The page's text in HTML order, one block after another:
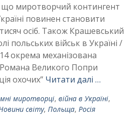
що миротворчий контингент
повинен становити
осіб. Також Крашевський
польських військ в Україні /
окрема механізована
Романа Великого Попри
охочих” Читати далі …
миротворці, війна в Україні,
світу, Польща, Росія